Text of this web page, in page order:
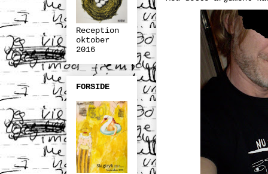
Reception
oktober
2016
FORSIDE